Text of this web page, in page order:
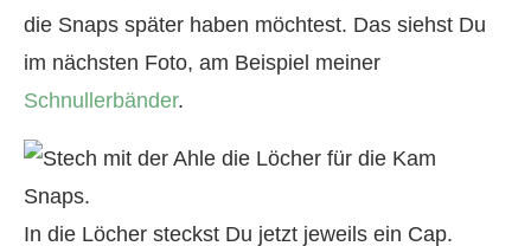
die Snaps später haben möchtest. Das siehst Du
im nächsten Foto, am Beispiel meiner
Schnullerbänder.
In die Löcher steckst Du jetzt jeweils ein Cap.